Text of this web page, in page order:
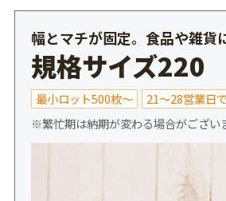
幅とマチが固定。食品や雑貨
規格サイズ220
最小ロット500枚～ 21～28営業日
※繁忙期は納期が変わる場合がござい